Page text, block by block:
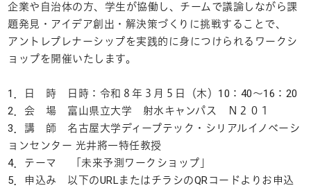
企業や自治体の方、学生が協働し、チームで議論しながら課
題発見・アイデア創出・解決策づくりに挑戦することで、
アントレプレナーシップを実践的に身につけられるワークシ
ョップを開催いたします。
1．日 時 日時：令和８年３月５日（木）10：40～16：20
2．会 場 富山県立大学 射水キャンパス Ｎ２０１
3．講 師 名古屋大学ディープテック・シリアルイノベーシ
ョンセンター 光井將一特任教授
4．テーマ 「未来予測ワークショップ」
5．申込み 以下のURLまたはチラシのQRコードよりお申込